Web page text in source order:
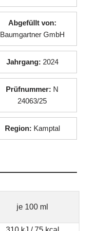
Abgefüllt von:
Baumgartner GmbH
Jahrgang: 2024
Prüfnummer: N
24063/25
Region: Kamptal
je 100 ml